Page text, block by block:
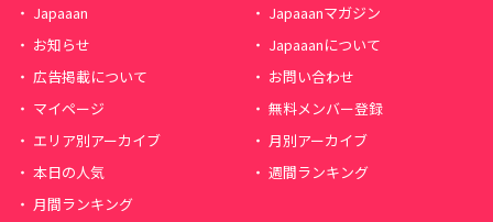
Japaaan
Japaaanマガジン
お知らせ
Japaaanについて
広告掲載について
お問い合わせ
マイページ
無料メンバー登録
エリア別アーカイブ
月別アーカイブ
本日の人気
週間ランキング
月間ランキング